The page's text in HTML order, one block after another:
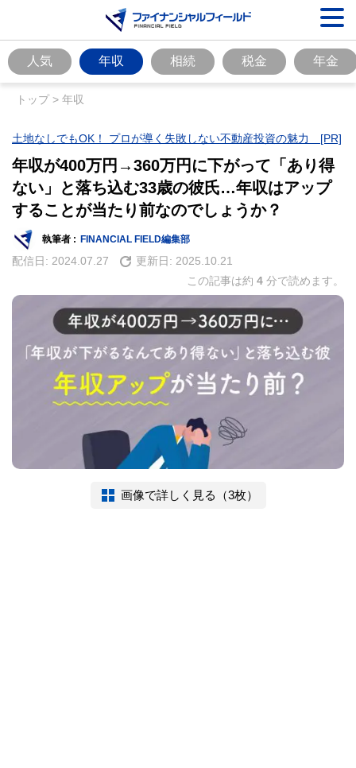
人気 年収 相続 税金 年金
トップ> 年収
土地なしでもOK！ プロが導く失敗しない不動産投資の魅力 [PR]
年収が400万円→360万円に下がって「あり得
ない」と落ち込む33歳の彼氏…年収はアップ
することが当たり前なのでしょうか？
執筆者 : FINANCIAL FIELD編集部
配信日: 2024.07.27 更新日: 2025.10.21
この記事は約 4 分で読めます。
画像で詳しく見る（3枚）